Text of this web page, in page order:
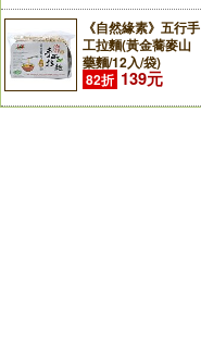
《自然緣素》五行手
工拉麵(黃金蕎麥山
藥麵/12入/袋)
82折 139元